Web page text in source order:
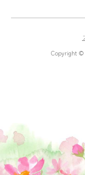
Copyright ©